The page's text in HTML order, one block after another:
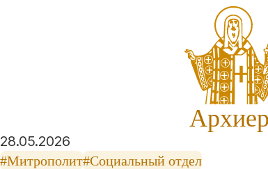
28.05.2026
#Митрополит#Социальный отдел